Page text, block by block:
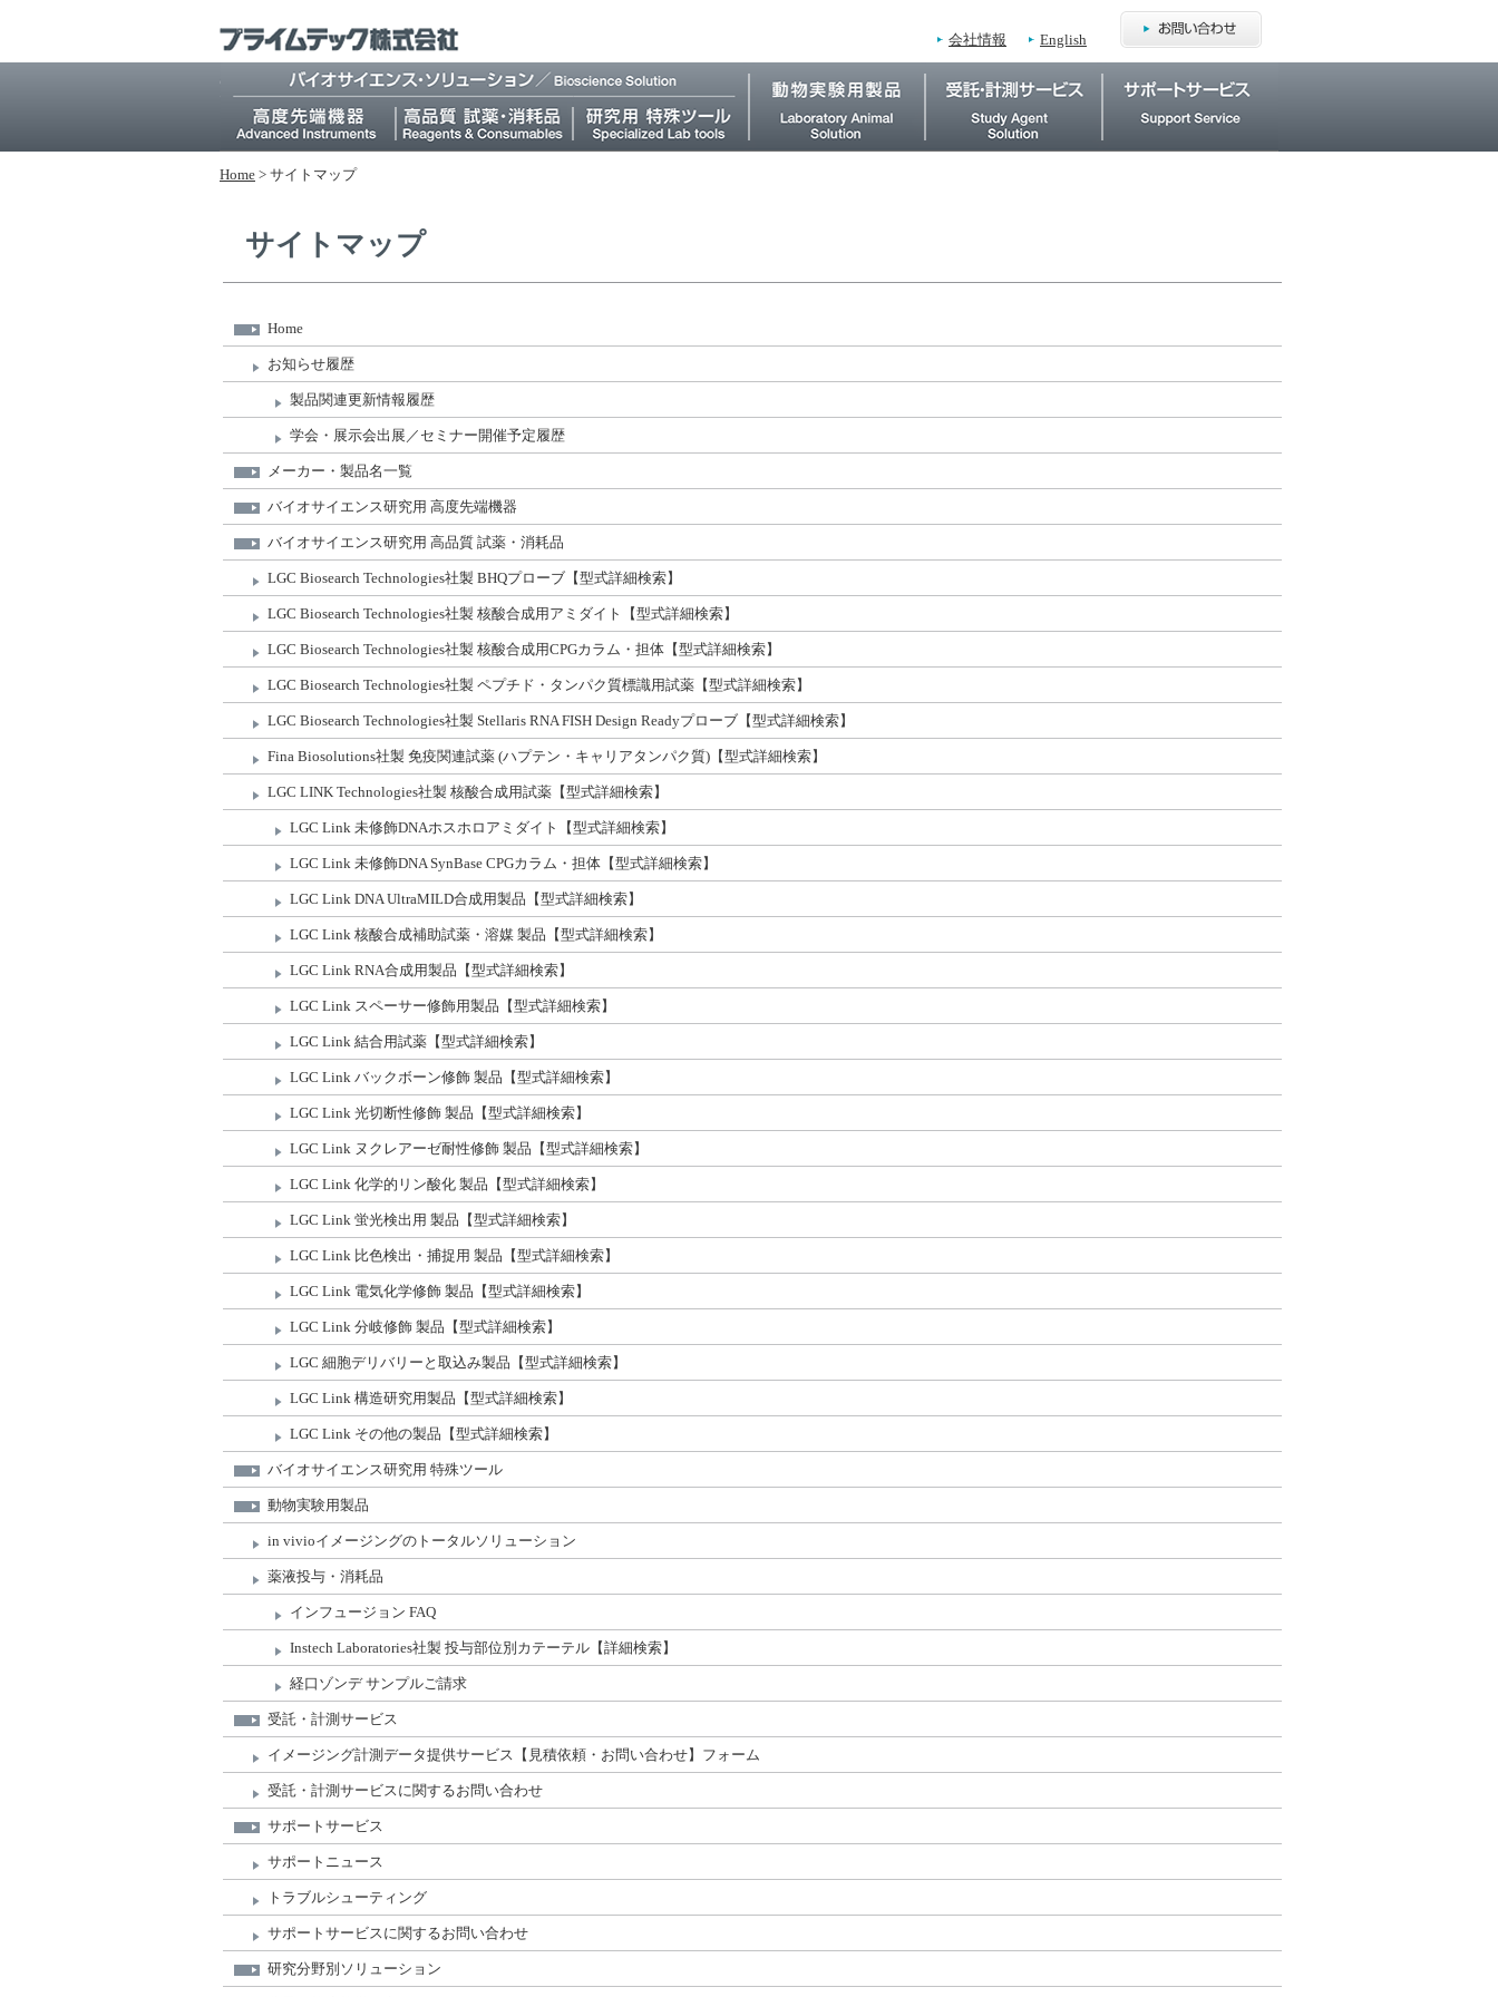
会社情報 English
Home > サイトマップ
サイトマップ
Home
お知らせ履歴
製品関連更新情報履歴
学会・展示会出展／セミナー開催予定履歴
メーカー・製品名一覧
バイオサイエンス研究⽤ 高度先端機器
バイオサイエンス研究⽤ 高品質 試薬・消耗品
LGC Biosearch Technologies社製 BHQプローブ【型式詳細検索】
LGC Biosearch Technologies社製 核酸合成用アミダイト【型式詳細検索】
LGC Biosearch Technologies社製 核酸合成用CPGカラム・担体【型式詳細検索】
LGC Biosearch Technologies社製 ペプチド・タンパク質標識用試薬【型式詳細検索】
LGC Biosearch Technologies社製 Stellaris RNA FISH Design Readyプローブ【型式詳細検索】
Fina Biosolutions社製 免疫関連試薬 (ハプテン・キャリアタンパク質)【型式詳細検索】
LGC LINK Technologies社製 核酸合成用試薬【型式詳細検索】
LGC Link 未修飾DNAホスホロアミダイト【型式詳細検索】
LGC Link 未修飾DNA SynBase CPGカラム・担体【型式詳細検索】
LGC Link DNA UltraMILD合成用製品【型式詳細検索】
LGC Link 核酸合成補助試薬・溶媒 製品【型式詳細検索】
LGC Link RNA合成用製品【型式詳細検索】
LGC Link スペーサー修飾用製品【型式詳細検索】
LGC Link 結合用試薬【型式詳細検索】
LGC Link バックボーン修飾 製品【型式詳細検索】
LGC Link 光切断性修飾 製品【型式詳細検索】
LGC Link ヌクレアーゼ耐性修飾 製品【型式詳細検索】
LGC Link 化学的リン酸化 製品【型式詳細検索】
LGC Link 蛍光検出用 製品【型式詳細検索】
LGC Link 比色検出・捕捉用 製品【型式詳細検索】
LGC Link 電気化学修飾 製品【型式詳細検索】
LGC Link 分岐修飾 製品【型式詳細検索】
LGC 細胞デリバリーと取込み製品【型式詳細検索】
LGC Link 構造研究用製品【型式詳細検索】
LGC Link その他の製品【型式詳細検索】
バイオサイエンス研究⽤ 特殊ツール
動物実験用製品
in vivioイメージングのトータルソリューション
薬液投与・消耗品
インフュージョン FAQ
Instech Laboratories社製 投与部位別カテーテル【詳細検索】
経口ゾンデ サンプルご請求
受託・計測サービス
イメージング計測データ提供サービス【見積依頼・お問い合わせ】フォーム
受託・計測サービスに関するお問い合わせ
サポートサービス
サポートニュース
トラブルシューティング
サポートサービスに関するお問い合わせ
研究分野別ソリューション